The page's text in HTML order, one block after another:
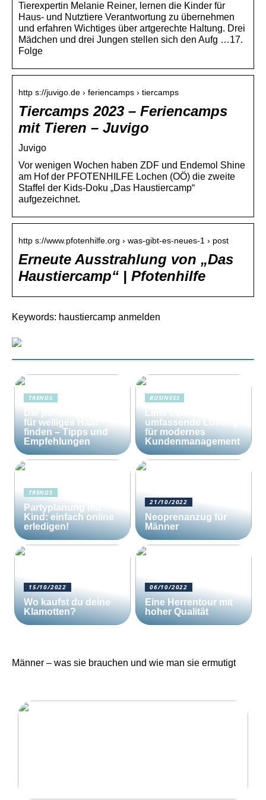
Tierexpertin Melanie Reiner, lernen die Kinder für
Haus- und Nutztiere Verantwortung zu übernehmen
und erfahren Wichtiges über artgerechte Haltung. Drei
Mädchen und drei Jungen stellen sich den Aufg …17.
Folge
http s://juvigo.de › feriencamps › tiercamps
Tiercamps 2023 – Feriencamps
mit Tieren – Juvigo
Juvigo
Vor wenigen Wochen haben ZDF und Endemol Shine
am Hof der PFOTENHILFE Lochen (OÖ) die zweite
Staffel der Kids-Doku „Das Haustiercamp“
aufgezeichnet.
http s://www.pfotenhilfe.org › was-gibt-es-neues-1 › post
Erneute Ausstrahlung von „Das
Haustiercamp“ | Pfotenhilfe
Keywords: haustiercamp anmelden
TRENDS
Die perfekte Bürste
für welliges Haar
finden – Tipps und
Empfehlungen
BUSINESS
Lime CRM: Die
umfassende Lösung
für modernes
Kundenmanagement
TRENDS
Partyplanung mit
Kind: einfach online
erledigen!
21/10/2022
Neoprenanzug für
Männer
15/10/2022
Wo kaufst du deine
Klamotten?
06/10/2022
Eine Herrentour mit
hoher Qualität
Männer – was sie brauchen und wie man sie ermutigt